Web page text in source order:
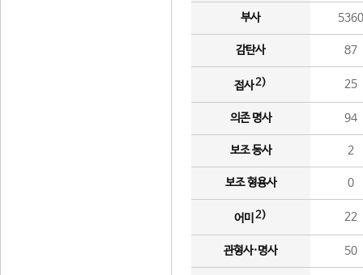
부사 5360
감탄사 87
접사2) 25
의존 명사 94
보조 동사 2
보조 형용사 0
어미 2) 22
관형사·명사 50